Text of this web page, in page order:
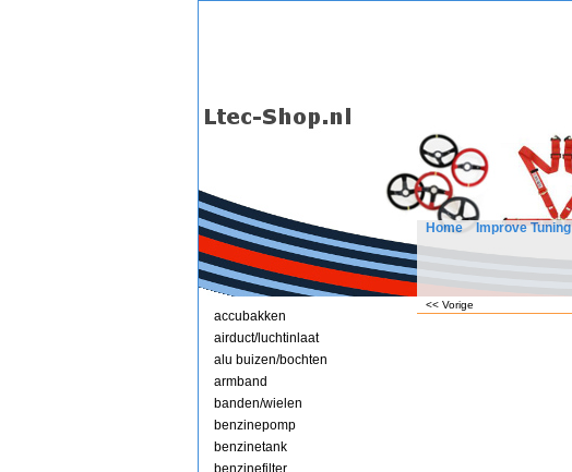
Home Improve Tuning
accubakken
airduct/luchtinlaat
alu buizen/bochten
armband
banden/wielen
benzinepomp
benzinetank
benzinefilter
<< Vorige